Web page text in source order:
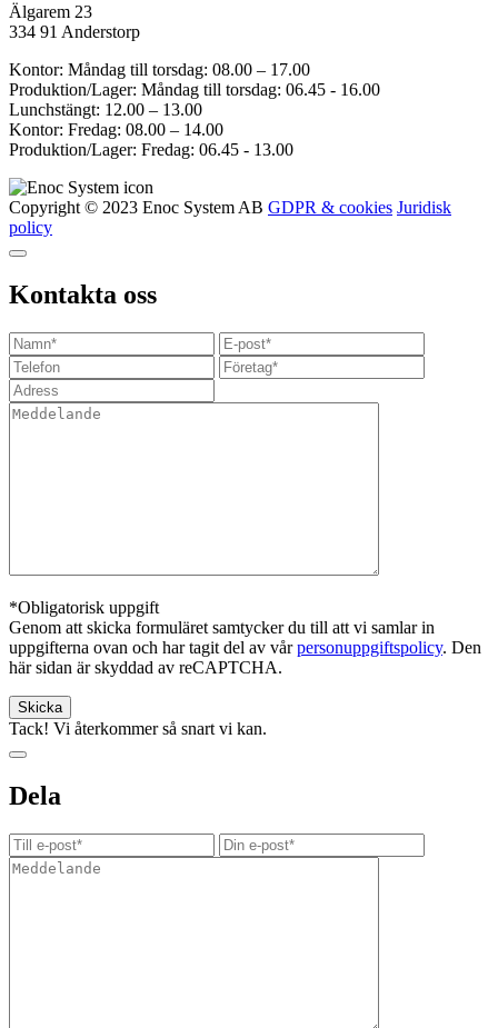
Älgarem 23
334 91 Anderstorp
Kontor: Måndag till torsdag: 08.00 – 17.00
Produktion/Lager: Måndag till torsdag: 06.45 - 16.00
Lunchstängt: 12.00 – 13.00
Kontor: Fredag: 08.00 – 14.00
Produktion/Lager: Fredag: 06.45 - 13.00
Copyright © 2023 Enoc System AB GDPR & cookies Juridisk
policy
Kontakta oss
*Obligatorisk uppgift
Genom att skicka formuläret samtycker du till att vi samlar in
uppgifterna ovan och har tagit del av vårpersonuppgiftspolicy. Den
här sidan är skyddad av reCAPTCHA.
Tack! Vi återkommer så snart vi kan.
Dela